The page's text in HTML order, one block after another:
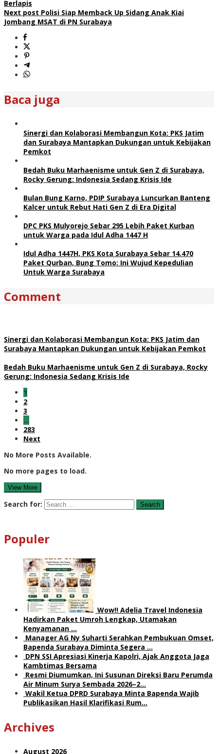
Berlapis
Next post Polisi Siap Memback Up Sidang Anak Kiai
Jombang MSAT di PN Surabaya
Baca juga
Sinergi dan Kolaborasi Membangun Kota: PKS Jatim
dan Surabaya Mantapkan Dukungan untuk Kebijakan
Pemkot
Bedah Buku Marhaenisme untuk Gen Z di Surabaya,
Rocky Gerung: Indonesia Sedang Krisis Ide
Bulan Bung Karno, PDIP Surabaya Luncurkan Banteng
Kalcer untuk Rebut Hati Gen Z di Era Digital
DPC PKS Mulyorejo Sebar 295 Lebih Paket Kurban
untuk Warga pada Idul Adha 1447 H
Idul Adha 1447H, PKS Kota Surabaya Sebar 14.470
Paket Qurban, Bung Tomo: Ini Wujud Kepedulian
Untuk Warga Surabaya
Comment
Sinergi dan Kolaborasi Membangun Kota: PKS Jatim dan
Surabaya Mantapkan Dukungan untuk Kebijakan Pemkot
Bedah Buku Marhaenisme untuk Gen Z di Surabaya, Rocky
Gerung: Indonesia Sedang Krisis Ide
1
2
3
…
283
Next
No More Posts Available.
No more pages to load.
View More
Search for:
Populer
Wow!! Adelia Travel Indonesia
Hadirkan Paket Umroh Lengkap, Utamakan
Kenyamanan …
Manager AG Ny Suharti Serahkan Pembukuan Omset,
Bapenda Surabaya Diminta Segera …
DPN SSI Apresiasi Kinerja Kapolri, Ajak Anggota Jaga
Kambtimas Bersama
Resmi Diumumkan, Ini Susunan Direksi Baru Perumda
Air Minum Surya Sembada 2026–2…
Wakil Ketua DPRD Surabaya Minta Bapenda Wajib
Publikasikan Hasil Klarifikasi Rum…
Archives
August 2026